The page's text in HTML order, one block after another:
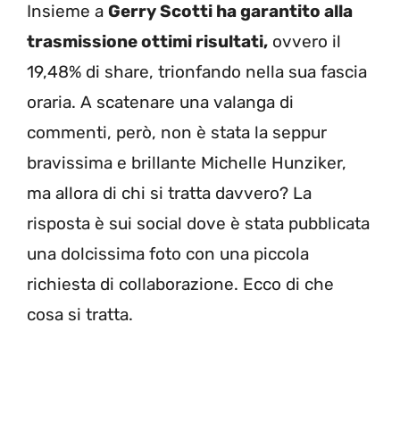
Insieme a Gerry Scotti ha garantito alla
trasmissione ottimi risultati, ovvero il
19,48% di share, trionfando nella sua fascia
oraria. A scatenare una valanga di
commenti, però, non è stata la seppur
bravissima e brillante Michelle Hunziker,
ma allora di chi si tratta davvero? La
risposta è sui social dove è stata pubblicata
una dolcissima foto con una piccola
richiesta di collaborazione. Ecco di che
cosa si tratta.